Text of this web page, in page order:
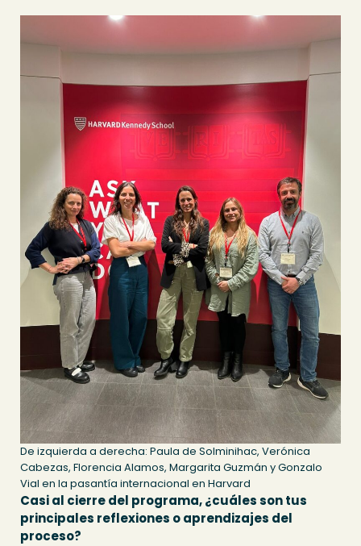
De izquierda a derecha: Paula de Solminihac, Verónica
Cabezas, Florencia Alamos, Margarita Guzmán y Gonzalo
Vial en la pasantía internacional en Harvard
Casi al cierre del programa, ¿cuáles son tus
principales reflexiones o aprendizajes del
proceso?